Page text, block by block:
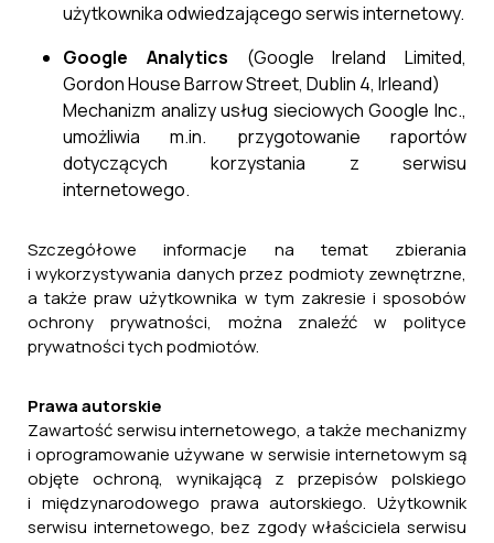
Projekt: Budowa kortu tenisowego przy
Zespole Szkolno - Przedszkolnym w Nowym
24 lutego, 2026
użytkownika odwiedzającego serwis internetowy.
Google Analytics (Google Ireland Limited,
Gordon House Barrow Street, Dublin 4, Irleand)
Mechanizm analizy usług sieciowych Google Inc.,
umożliwia m.in. przygotowanie raportów
dotyczących korzystania z serwisu
internetowego.
Szczegółowe informacje na temat zbierania
i wykorzystywania danych przez podmioty zewnętrzne,
a także praw użytkownika w tym zakresie i sposobów
ochrony prywatności, można znaleźć w polityce
prywatności tych podmiotów.
Prawa autorskie
Zawartość serwisu internetowego, a także mechanizmy
i oprogramowanie używane w serwisie internetowym są
objęte ochroną, wynikającą z przepisów polskiego
i międzynarodowego prawa autorskiego. Użytkownik
serwisu internetowego, bez zgody właściciela serwisu